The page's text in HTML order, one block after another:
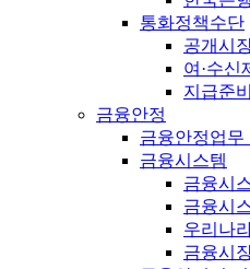
통화정책수단
공개시
여·수신
지급준
금융안정
금융안정업무
금융시스템
금융시
금융시
우리나
금융시